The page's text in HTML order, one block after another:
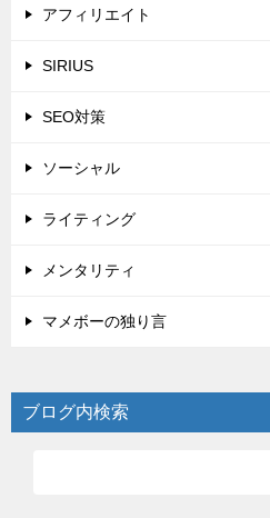
アフィリエイト
SIRIUS
SEO対策
ソーシャル
ライティング
メンタリティ
マメボーの独り言
ブログ内検索